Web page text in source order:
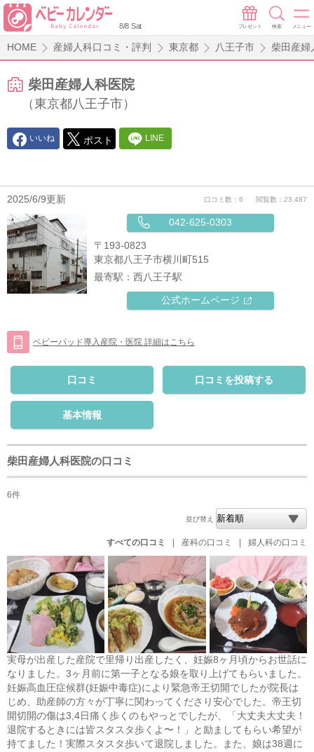
8/8 Sat プレゼント 検索 メニュー
HOME 産婦人科口コミ・評判 東京都 八王子市 柴田産婦
柴田産婦人科医院
（東京都八王子市）
いいね ポスト LINE
2025/6/9更新 口コミ数：6 閲覧数：23,487
042-625-0303
〒193-0823
東京都八王子市横川町515
最寄駅： 西八王子駅
公式ホームページ
ベビーパッド導入産院・医院 詳細はこちら
口コミ 口コミを投稿する
基本情報
柴田産婦人科医院の口コミ
6件
並び替え
すべての口コミ | 産科の口コミ | 婦人科の口コミ
実母が出産した産院で里帰り出産したく、妊娠8ヶ月頃からお世話に
なりました。3ヶ月前に第一子となる娘を取り上げてもらいました。
妊娠高血圧症候群(妊娠中毒症)により緊急帝王切開でしたが院長は
じめ、助産師の方々が丁寧に関わってくださり安心でした。帝王切
開切開の傷は3,4日痛く歩くのもやっとでしたが、「大丈夫大丈夫！
退院するときには皆スタスタ歩くよ〜！」と励ましてもらい希望が
持てました！実際スタスタ歩いて退院しました。また、娘は38週に